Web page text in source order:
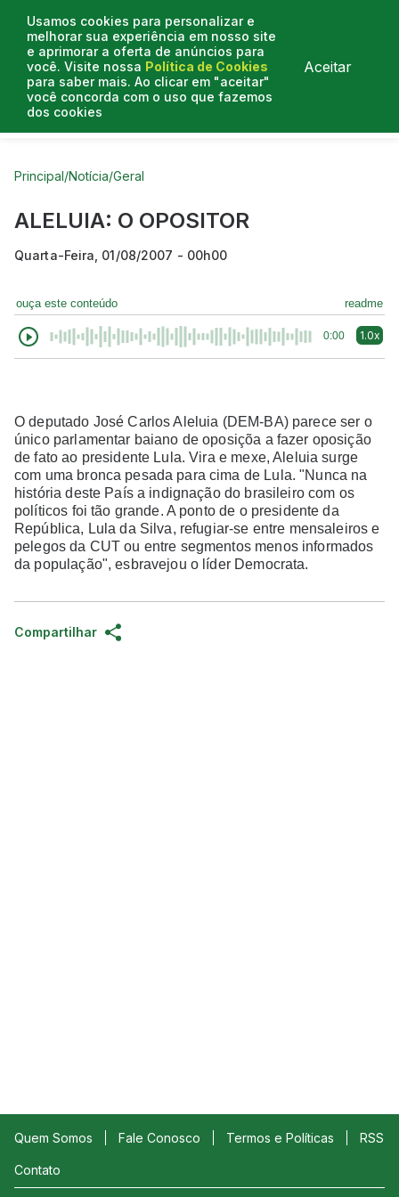
Usamos cookies para personalizar e
melhorar sua experiência em nosso site
e aprimorar a oferta de anúncios para
você. Visite nossa Política de Cookies
para saber mais. Ao clicar em "aceitar"
você concorda com o uso que fazemos
dos cookies
Aceitar
Curtas do Poder
Principal/Notícia/Geral
ALELUIA: O OPOSITOR
Quarta-Feira, 01/08/2007 - 00h00
ouça este conteúdo readme
0:00 1.0x
O deputado José Carlos Aleluia (DEM-BA) parece ser o
único parlamentar baiano de oposiçõa a fazer oposição
de fato ao presidente Lula. Vira e mexe, Aleluia surge
com uma bronca pesada para cima de Lula. "Nunca na
história deste País a indignação do brasileiro com os
políticos foi tão grande. A ponto de o presidente da
República, Lula da Silva, refugiar-se entre mensaleiros e
pelegos da CUT ou entre segmentos menos informados
da população", esbravejou o líder Democrata.
Compartilhar
Quem Somos Fale Conosco Termos e Políticas RSS
Contato